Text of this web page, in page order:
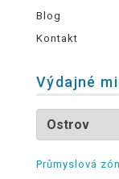
Blog
Kontakt
Výdajné
Průmyslová